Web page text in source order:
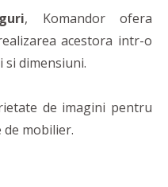
, Komandor ofera
acestora intr-o
si dimensiuni.
de imagini pentru
mobilier.